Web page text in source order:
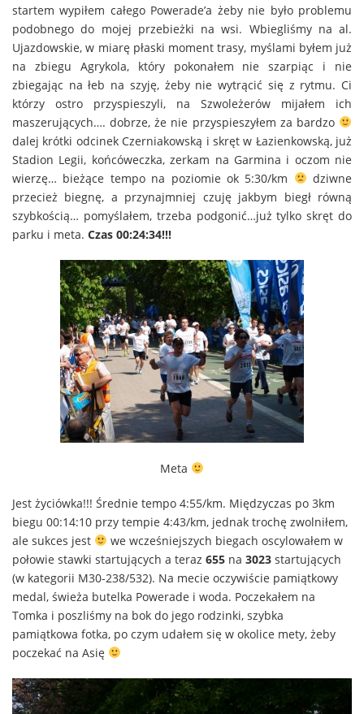
startem wypiłem całego Powerade’a żeby nie było problemu
podobnego do mojej przebieżki na wsi. Wbiegliśmy na al.
Ujazdowskie, w miarę płaski moment trasy, myślami byłem już
na zbiegu Agrykola, który pokonałem nie szarpiąc i nie
zbiegając na łeb na szyję, żeby nie wytrącić się z rytmu. Ci
którzy ostro przyspieszyli, na Szwoleżerów mijałem ich
maszerujących…. dobrze, że nie przyspieszyłem za bardzo
dalej krótki odcinek Czerniakowską i skręt w Łazienkowską, już
Stadion Legii, końcóweczka, zerkam na Garmina i oczom nie
wierzę… bieżące tempo na poziomie ok 5:30/km
dziwne
przecież biegnę, a przynajmniej czuję jakbym biegł równą
szybkością… pomyślałem, trzeba podgonić…już tylko skręt do
parku i meta. Czas 00:24:34!!!
Meta
Jest życiówka!!! Średnie tempo 4:55/km. Międzyczas po 3km
biegu 00:14:10 przy tempie 4:43/km, jednak trochę zwolniłem,
ale sukces jest
we wcześniejszych biegach oscylowałem w
połowie stawki startujących a teraz 655 na 3023 startujących
(w kategorii M30-238/532). Na mecie oczywiście pamiątkowy
medal, świeża butelka Powerade i woda. Poczekałem na
Tomka i poszliśmy na bok do jego rodzinki, szybka
pamiątkowa fotka, po czym udałem się w okolice mety, żeby
poczekać na Asię